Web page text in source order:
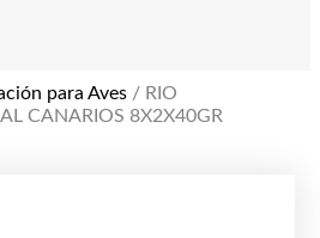
para Aves / RIO
CANARIOS 8X2X40GR